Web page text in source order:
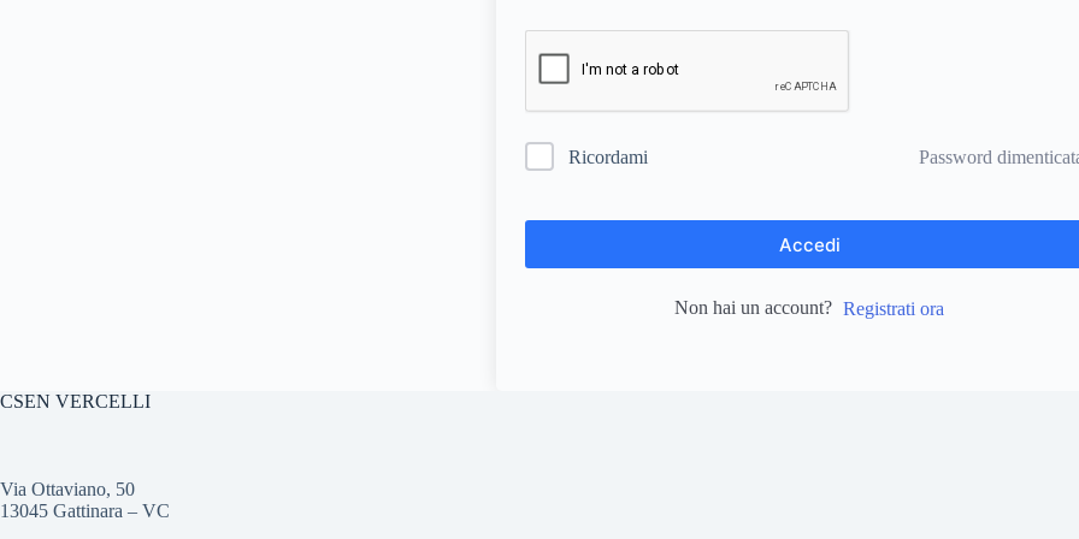
Ricordami Password
Accedi
Non hai un account? Registrati ora
CSEN VERCELLI
Via Ottaviano, 50
13045 Gattinara – VC